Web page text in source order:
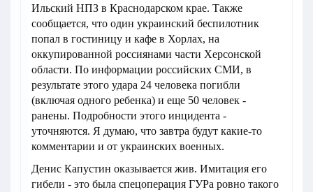
Ильский НПЗ в Краснодарском крае. Также
сообщается, что один украинский беспилотник
попал в гостиницу и кафе в Хорлах, на
оккупированной россиянами части Херсонской
области. По информации российских СМИ, в
результате этого удара 24 человека погибли
(включая одного ребенка) и еще 50 человек -
ранены. Подробности этого инцидента -
уточняются. Я думаю, что завтра будут какие-то
комментарии и от украинских военных.
Денис Капустин оказывается жив. Имитация его
гибели - это была спецоперация ГУРа ровно такого